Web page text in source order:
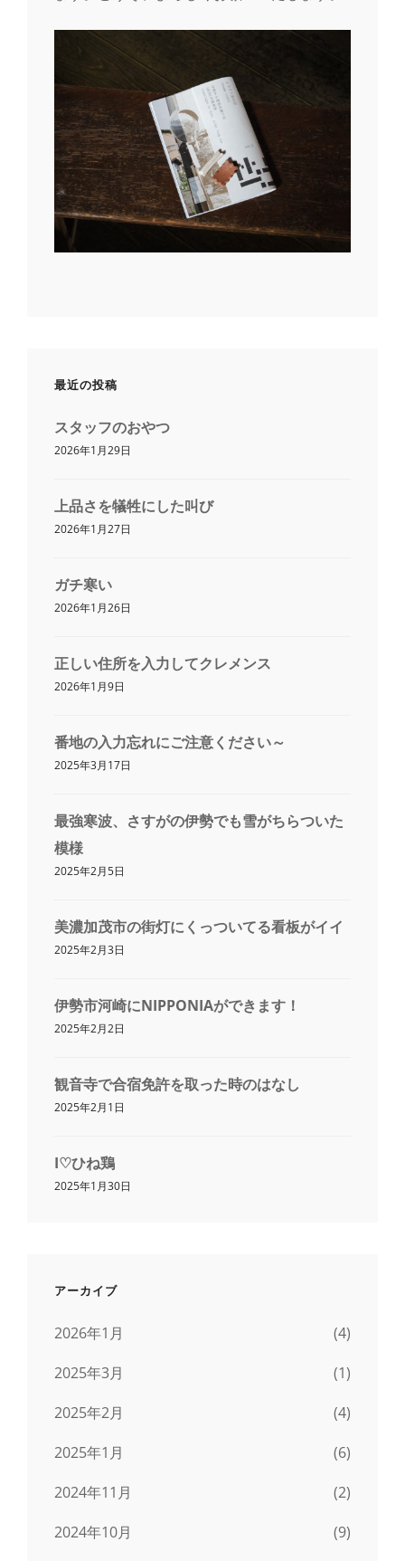
最近の投稿
スタッフのおやつ
2026年1月29日
上品さを犠牲にした叫び
2026年1月27日
ガチ寒い
2026年1月26日
正しい住所を入力してクレメンス
2026年1月9日
番地の入力忘れにご注意ください～
2025年3月17日
最強寒波、さすがの伊勢でも雪がちらついた
模様
2025年2月5日
美濃加茂市の街灯にくっついてる看板がイイ
2025年2月3日
伊勢市河崎にNIPPONIAができます！
2025年2月2日
観音寺で合宿免許を取った時のはなし
2025年2月1日
I♡ひね鶏
2025年1月30日
アーカイブ
2026年1月
(4)
2025年3月
(1)
2025年2月
(4)
2025年1月
(6)
2024年11月
(2)
2024年10月
(9)